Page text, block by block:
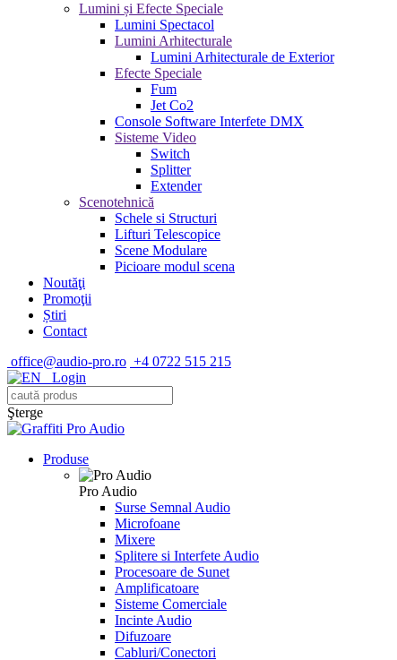
Lumini și Efecte Speciale
Lumini Spectacol
Lumini Arhitecturale
Lumini Arhitecturale de Exterior
Efecte Speciale
Fum
Jet Co2
Console Software Interfete DMX
Sisteme Video
Switch
Splitter
Extender
Scenotehnică
Schele si Structuri
Lifturi Telescopice
Scene Modulare
Picioare modul scena
Noutăţi
Promoţii
Știri
Contact
office@audio-pro.ro +4 0722 515 215
Login
Şterge
Produse
Pro Audio
Surse Semnal Audio
Microfoane
Mixere
Splitere si Interfete Audio
Procesoare de Sunet
Amplificatoare
Sisteme Comerciale
Incinte Audio
Difuzoare
Cabluri/Conectori